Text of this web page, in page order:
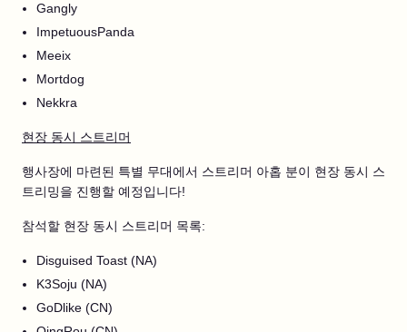
Gangly
ImpetuousPanda
Meeix
Mortdog
Nekkra
현장 동시 스트리머
행사장에 마련된 특별 무대에서 스트리머 아홉 분이 현장 동시 스
트리밍을 진행할 예정입니다!
참석할 현장 동시 스트리머 목록:
Disguised Toast (NA)
K3Soju (NA)
GoDlike (CN)